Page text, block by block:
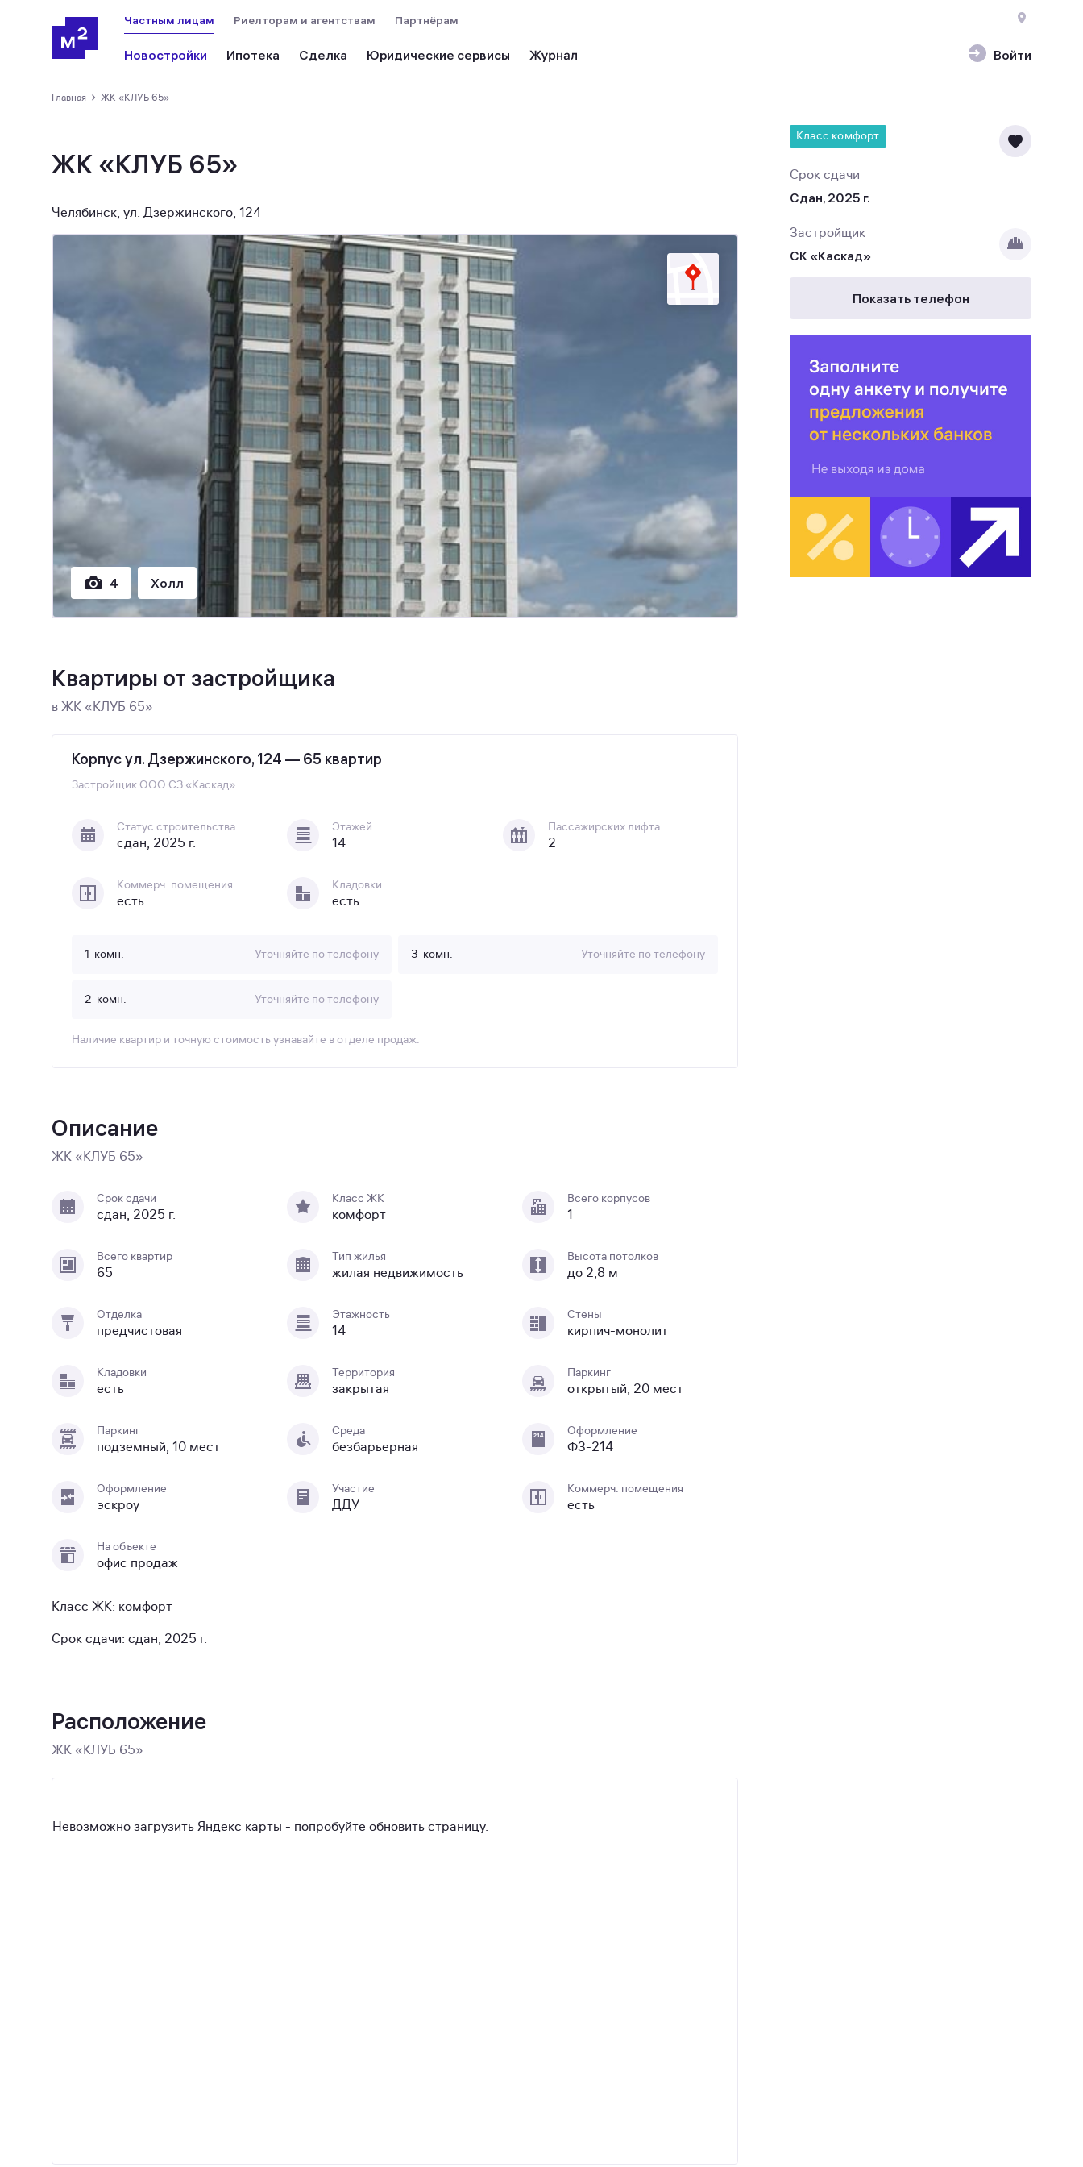
Войти
Частным лицам
Новостройки Ипотека Сделка Юридические сервисы
Риелторам и агентствам Партнёрам
Главная › ЖК «КЛУБ 65»
ЖК «КЛУБ 65»
Челябинск, ул. Дзержинского, 124
4 Холл
Квартиры от застройщика
в ЖК «КЛУБ 65»
Корпус ул. Дзержинского, 124 — 65 квартир
Застройщик ООО СЗ «Каскад»
Статус строительства
сдан, 2025 г.
Этажей
14
Пассажирских лифта
2
Коммерч. помещения
есть
Кладовки
есть
1-комн. Уточняйте по телефону 3-комн. Уточняйте по телефону
2-комн. Уточняйте по телефону
Наличие квартир и точную стоимость узнавайте в отделе продаж.
Описание
ЖК «КЛУБ 65»
Срок сдачи
сдан, 2025 г.
Класс ЖК
комфорт
Всего корпусов
1
Всего квартир
65
Тип жилья
жилая недвижимость
Высота потолков
до 2,8 м
Отделка
предчистовая
Этажность
14
Стены
кирпич-монолит
Кладовки
есть
Территория
закрытая
Паркинг
открытый, 20 мест
Паркинг
подземный, 10 мест
Среда
безбарьерная
Оформление
ФЗ-214
Оформление
эскроу
Участие
ДДУ
Коммерч. помещения
есть
На объекте
офис продаж
Класс ЖК: комфорт
Срок сдачи: сдан, 2025 г.
Расположение
ЖК «КЛУБ 65»
Невозможно загрузить Яндекс карты - попробуйте обновить страницу.
Класс комфорт
Срок сдачи
Сдан, 2025 г.
Застройщик
СК «Каскад»
Показать телефон